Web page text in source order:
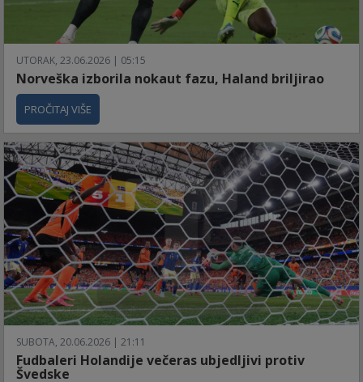
UTORAK, 23.06.2026 | 05:15
Norveška izborila nokaut fazu, Haland briljirao
PROČITAJ VIŠE
SUBOTA, 20.06.2026 | 21:11
Fudbaleri Holandije večeras ubjedljivi protiv
Švedske